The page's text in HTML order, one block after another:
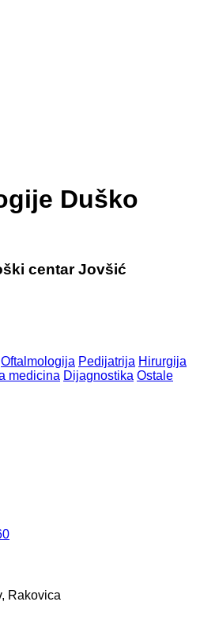
Duško
centar Jovšić
Oftalmologija Pedijatrija Hirurgija
medicina Dijagnostika Ostale
Rakovica